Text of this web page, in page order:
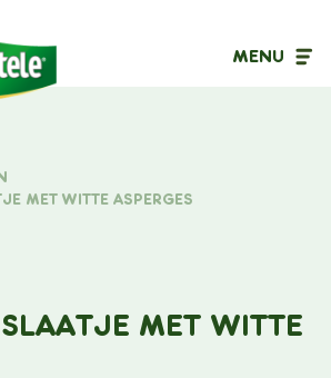
MENU
Filter op
MET WITTE ASPERGES
MET WITTE